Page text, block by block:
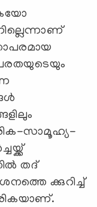
സാമൂഹ്യ-
തദ്
ക്കുറിച്ച്